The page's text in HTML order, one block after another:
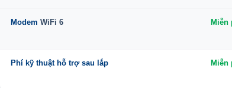
Modem WiFi 6 Miễn
Phí kỹ thuật hỗ trợ sau lắp Miễn